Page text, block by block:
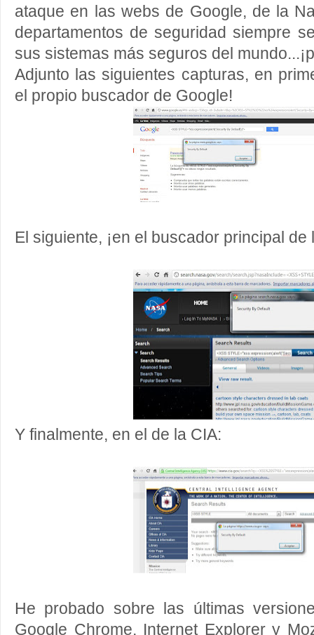
ataque en las webs de Google, de la
departamentos de seguridad siempre
sus sistemas más seguros del
Adjunto las siguientes capturas, en
el propio buscador de Google!
El siguiente, ¡en el buscador principal
Y finalmente, en el de la CIA:
He probado sobre las últimas
Google Chrome, Internet Explorer y